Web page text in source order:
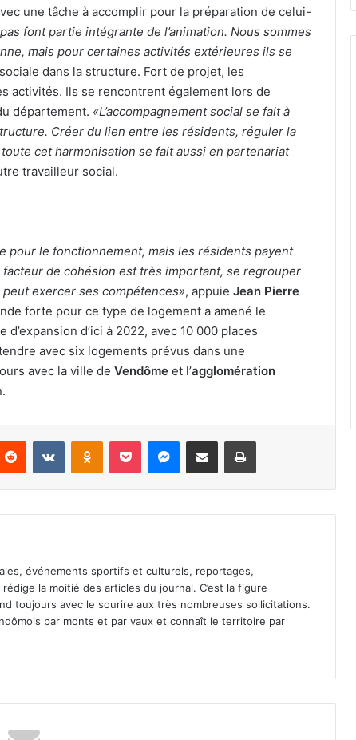
une tâche à accomplir pour la préparation de celui-
font partie intégrante de l’animation. Nous sommes
mais pour certaines activités extérieures ils se
dans la structure. Fort de projet, les
activités. Ils se rencontrent également lors de
département. «L’accompagnement social se fait à
Créer du lien entre les résidents, réguler la
cet harmonisation se fait aussi en partenariat
travailleur social.
pour le fonctionnement, mais les résidents payent
facteur de cohésion est très important, se regrouper
exercer ses compétences», appuie Jean Pierre
forte pour ce type de logement a amené le
d’ici à 2022, avec 10 000 places
avec six logements prévus dans une
avec la ville de Vendôme et l’agglomération
événements sportifs et culturels, reportages,
la moitié des articles du journal. C’est la figure
toujours avec le sourire aux très nombreuses sollicitations.
par monts et par vaux et connaît le territoire par